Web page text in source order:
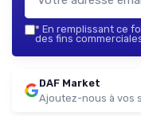
* En remplissant ce
des fins
DAF Market
Ajoutez-nous à vos